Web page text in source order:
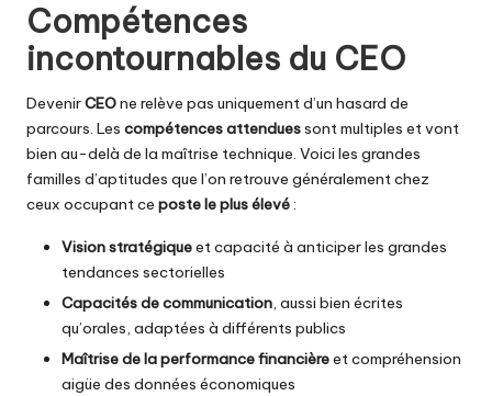
Compétences
incontournables du CEO
DevenirCEOne relève pas uniquement d’un hasard de
parcours. Les compétences attenduessont multiples et vont
bien au-delà de la maîtrise technique. Voici les grandes
familles d’aptitudes que l’on retrouve généralement chez
ceux occupant ce poste le plus élevé:
Vision stratégiqueet capacité à anticiper les grandes
tendances sectorielles
Capacités de communication, aussi bien écrites
qu’orales, adaptées à différents publics
Maîtrise de la performance financièreet compréhension
aigüe des données économiques